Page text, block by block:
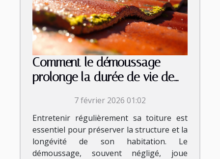
Comment le démoussage
prolonge la durée de vie de
7 février 2026 01:02
Entretenir régulièrement sa toiture est
essentiel pour préserver la structure et la
longévité de son habitation. Le
démoussage, souvent négligé, joue